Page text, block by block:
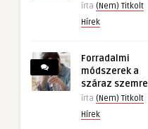
írta (Nem) Titkolt
Hírek
Forradalmi
módszerek a
száraz szemre
írta (Nem) Titkolt
Hírek